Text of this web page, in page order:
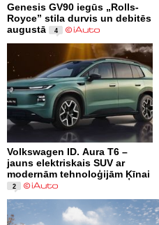
Genesis GV90 iegūs „Rolls-
Royce” stila durvis un debitēs
augustā
4
Volkswagen ID. Aura T6 –
jauns elektriskais SUV ar
modernām tehnoloģijām Ķīnai
2